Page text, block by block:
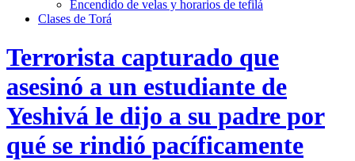
Encendido de velas y horarios de tefilá
Clases de Torá
Terrorista capturado que
asesinó a un estudiante de
Yeshivá le dijo a su padre por
qué se rindió pacíficamente